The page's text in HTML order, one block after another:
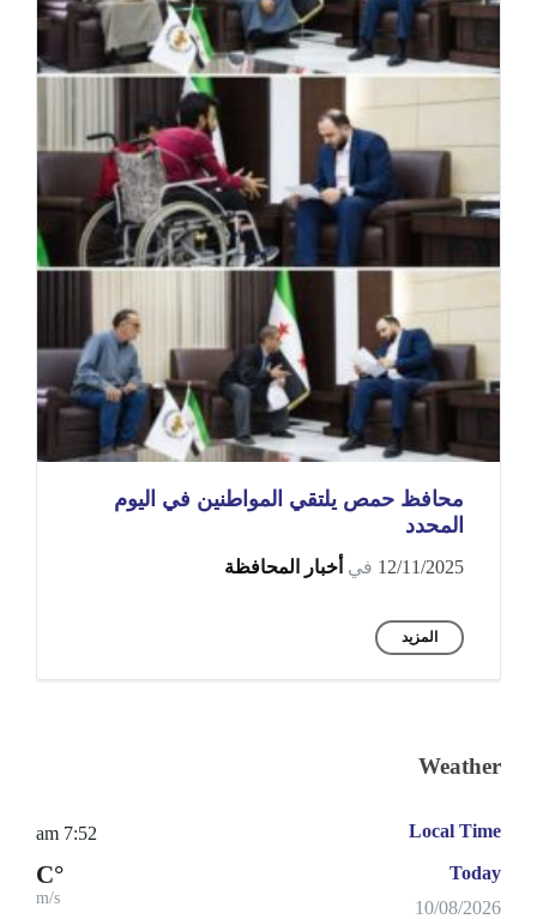
محافظ حمص يلتقي المواطنين في اليوم
المحدد
12/11/2025 في أخبار المحافظة
المزيد
Weather
Local Time
7:52 am
Today
10/08/2026
°C
m/s